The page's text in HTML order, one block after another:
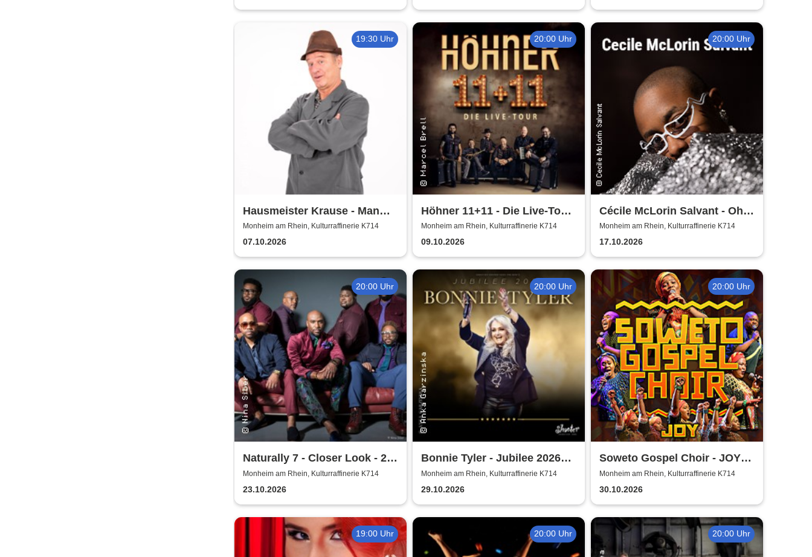
19:30 Uhr
Hausmeister Krause - Man
lebt nur zweimal
Monheim am Rhein, Kulturraffinerie K714
07.10.2026
20:00 Uhr
Höhner 11+11 - Die Live-Tour
2025/26
Monheim am Rhein, Kulturraffinerie K714
09.10.2026
20:00 Uhr
Cécile McLorin Salvant - Oh
Snap - Germany 2026
Monheim am Rhein, Kulturraffinerie K714
17.10.2026
20:00 Uhr
Naturally 7 - Closer Look - 25
Years of Naturally 7
Monheim am Rhein, Kulturraffinerie K714
23.10.2026
20:00 Uhr
Bonnie Tyler - Jubilee 2026
Tournee
Monheim am Rhein, Kulturraffinerie K714
29.10.2026
20:00 Uhr
Soweto Gospel Choir - JOY!
(Zulu: Injabulo)
Monheim am Rhein, Kulturraffinerie K714
30.10.2026
19:00 Uhr 20:00 Uhr 20:00 Uhr